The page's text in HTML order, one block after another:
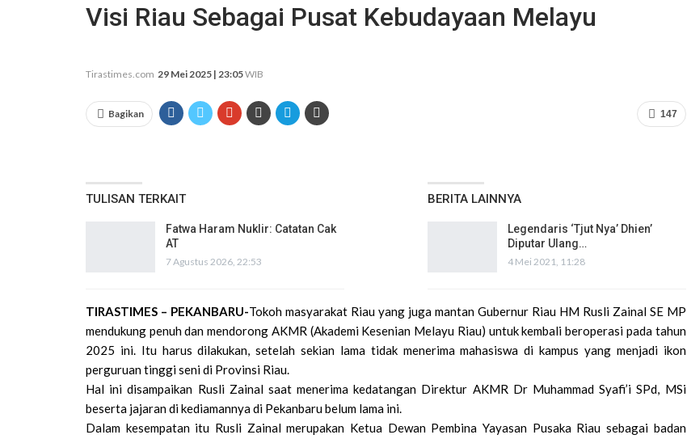
Visi Riau Sebagai Pusat Kebudayaan Melayu
Tirastimes.com 29 Mei 2025 | 23:05WIB
147
Bagikan
TULISAN TERKAIT
Fatwa Haram Nuklir: Catatan Cak
AT
7 Agustus 2026, 22:53
BERITA LAINNYA
Legendaris ‘Tjut Nya’ Dhien’
Diputar Ulang…
4 Mei 2021, 11:28
TIRASTIMES – PEKANBARU-Tokoh masyarakat Riau yang juga mantan Gubernur Riau HM Rusli Zainal SE MP
mendukung penuh dan mendorong AKMR (Akademi Kesenian Melayu Riau) untuk kembali beroperasi pada tahun
2025 ini. Itu harus dilakukan, setelah sekian lama tidak menerima mahasiswa di kampus yang menjadi ikon
perguruan tinggi seni di Provinsi Riau.
Hal ini disampaikan Rusli Zainal saat menerima kedatangan Direktur AKMR Dr Muhammad Syafi’i SPd, MSi
beserta jajaran di kediamannya di Pekanbaru belum lama ini.
Dalam kesempatan itu Rusli Zainal merupakan Ketua Dewan Pembina Yayasan Pusaka Riau sebagai badan